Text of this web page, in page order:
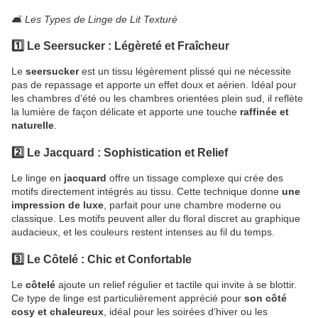
🛋️ Les Types de Linge de Lit Texturé
1️⃣ Le Seersucker : Légèreté et Fraîcheur
Le seersuckerest un tissu légèrement plissé qui ne nécessite
pas de repassage et apporte un effet doux et aérien. Idéal pour
les chambres d’été ou les chambres orientées plein sud, il reflète
la lumière de façon délicate et apporte une touche raffinée et
naturelle.
2️⃣ Le Jacquard : Sophistication et Relief
Le linge en jacquard offre un tissage complexe qui crée des
motifs directement intégrés au tissu. Cette technique donne une
impression de luxe , parfait pour une chambre moderne ou
classique. Les motifs peuvent aller du floral discret au graphique
audacieux, et les couleurs restent intenses au fil du temps.
3️⃣ Le Côtelé : Chic et Confortable
Le côtelé ajoute un relief régulier et tactile qui invite à se blottir.
Ce type de linge est particulièrement apprécié pour son côté
cosy et chaleureux , idéal pour les soirées d’hiver ou les